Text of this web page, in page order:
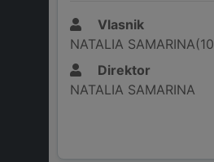
Vlasnik
NATALIA
Direktor
NATALIA SAMARINA